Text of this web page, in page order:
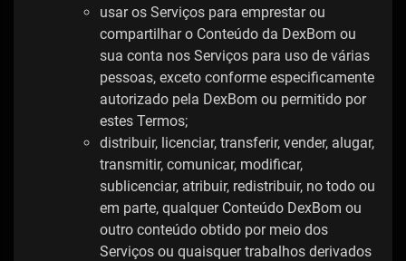
usar os Serviços para emprestar ou
compartilhar o Conteúdo da DexBom ou
sua conta nos Serviços para uso de várias
pessoas, exceto conforme especificamente
autorizado pela DexBom ou permitido por
estes Termos;
distribuir, licenciar, transferir, vender, alugar,
transmitir, comunicar, modificar,
sublicenciar, atribuir, redistribuir, no todo ou
em parte, qualquer Conteúdo DexBom ou
outro conteúdo obtido por meio dos
Serviços ou quaisquer trabalhos derivados